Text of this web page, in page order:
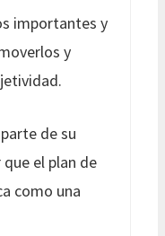
importantes y
y
de su
el plan de
como una